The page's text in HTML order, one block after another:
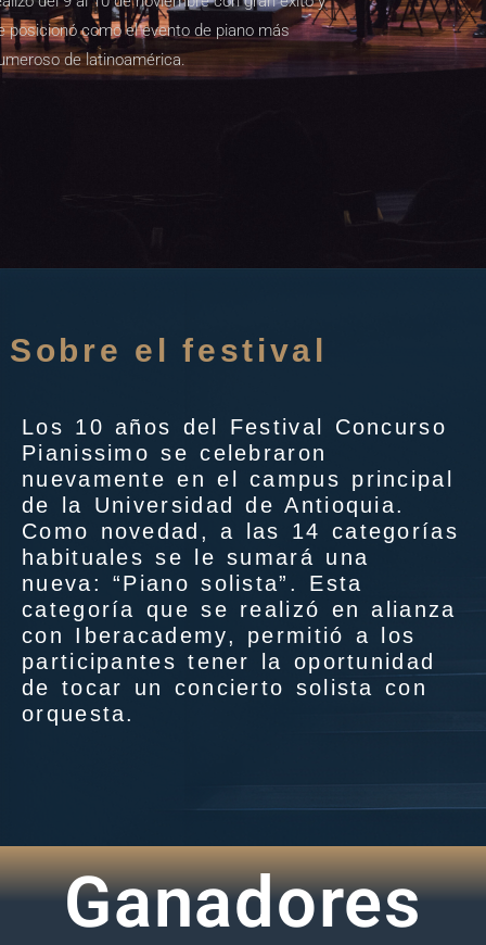
posicionó como el evento de piano más
de latinoamérica.
Sobre el festival
Los 10 años del Festival Concurso
Pianissimo se celebraron
nuevamente en el campus principal
de la Universidad de Antioquia.
Como novedad, a las 14 categorías
habituales se le sumará una
nueva: “Piano solista”. Esta
categoría que se realizó en alianza
con Iberacademy, permitió a los
participantes tener la oportunidad
de tocar un concierto solista con
orquesta.
Ganadores